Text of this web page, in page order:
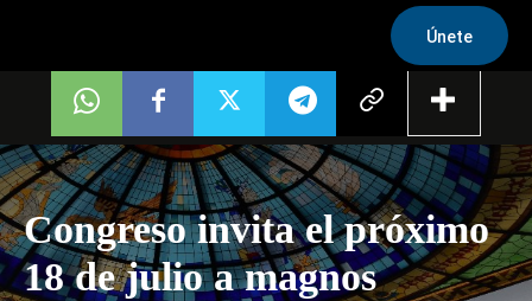
Únete
Congreso invita el próximo
18 de julio a magnos